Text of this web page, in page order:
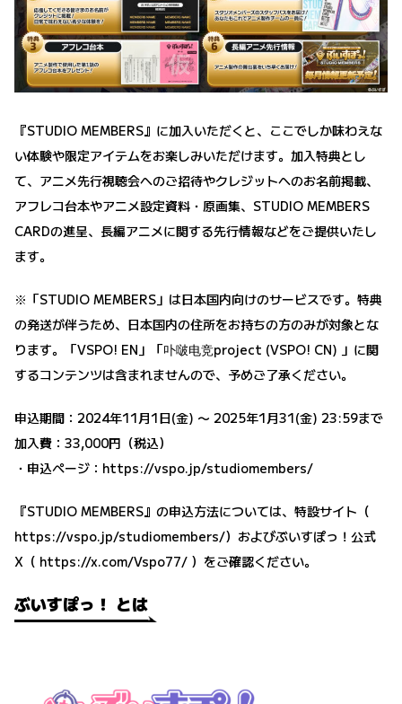
『STUDIO MEMBERS』に加入いただくと、ここでしか味わえな
い体験や限定アイテムをお楽しみいただけます。加入特典とし
て、アニメ先行視聴会へのご招待やクレジットへのお名前掲載、
アフレコ台本やアニメ設定資料・原画集、STUDIO MEMBERS
CARDの進呈、長編アニメに関する先行情報などをご提供いたし
ます。
※「STUDIO MEMBERS」は日本国内向けのサービスです。特典
の発送が伴うため、日本国内の住所をお持ちの方のみが対象とな
ります。「VSPO! EN」「卟啵电竞project (VSPO! CN) 」に関
するコンテンツは含まれませんので、予めご了承ください。
申込期間：2024年11月1日(金) 〜 2025年1月31(金) 23:59まで
加入費：33,000円（税込）
・申込ページ： https://vspo.jp/studiomembers/
『STUDIO MEMBERS』の申込方法については、特設サイト（
https://vspo.jp/studiomembers/）およびぶいすぽっ！公式
X（ https://x.com/Vspo77/ ）をご確認ください。
ぶいすぽっ！ とは